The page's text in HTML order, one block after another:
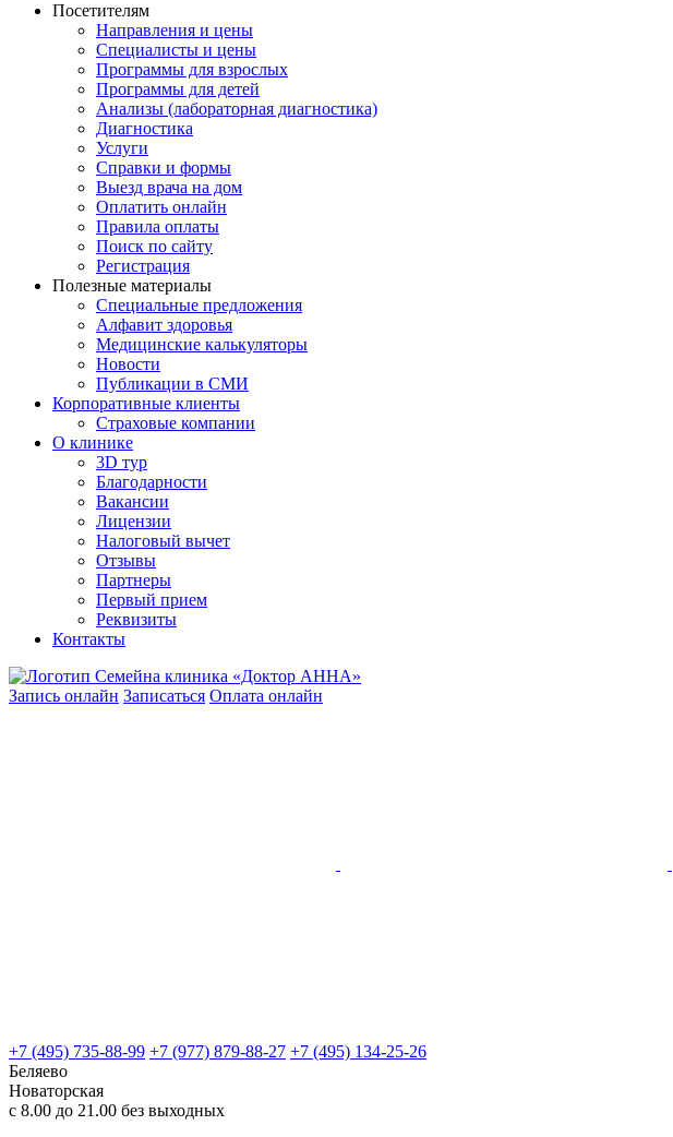
Посетителям
Направления и цены
Специалисты и цены
Программы для взрослых
Программы для детей
Анализы (лабораторная диагностика)
Диагностика
Услуги
Справки и формы
Выезд врача на дом
Оплатить онлайн
Правила оплаты
Поиск по сайту
Регистрация
Полезные материалы
Специальные предложения
Алфавит здоровья
Медицинские калькуляторы
Новости
Публикации в СМИ
Корпоративные клиенты
Страховые компании
О клинике
3D тур
Благодарности
Вакансии
Лицензии
Налоговый вычет
Отзывы
Партнеры
Первый прием
Реквизиты
Контакты
Запись онлайн Записаться Оплата онлайн
+7 (495) 735-88-99 +7 (977) 879-88-27 +7 (495) 134-25-26
Беляево
Новаторская
с 8.00 до 21.00 без выходных